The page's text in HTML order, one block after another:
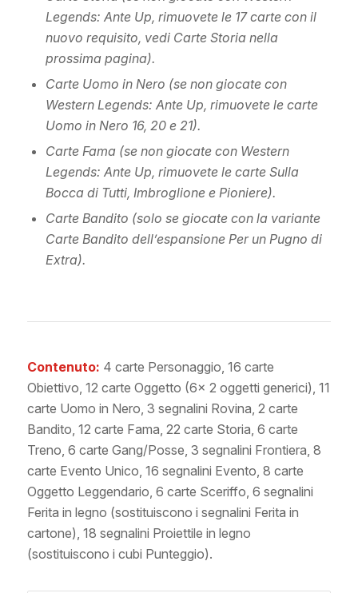
Legends: Ante Up, rimuovete le 17 carte con il
nuovo requisito, vedi Carte Storia nella
prossima pagina).
Carte Uomo in Nero (se non giocate con
Western Legends: Ante Up, rimuovete le carte
Uomo in Nero 16, 20 e 21).
Carte Fama (se non giocate con Western
Legends: Ante Up, rimuovete le carte Sulla
Bocca di Tutti, Imbroglione e Pioniere).
Carte Bandito (solo se giocate con la variante
Carte Bandito dell’espansione Per un Pugno di
Extra).
Contenuto: 4 carte Personaggio, 16 carte
Obiettivo, 12 carte Oggetto (6x 2 oggetti generici), 11
carte Uomo in Nero, 3 segnalini Rovina, 2 carte
Bandito, 12 carte Fama, 22 carte Storia, 6 carte
Treno, 6 carte Gang/Posse, 3 segnalini Frontiera, 8
carte Evento Unico, 16 segnalini Evento, 8 carte
Oggetto Leggendario, 6 carte Sceriffo, 6 segnalini
Ferita in legno (sostituiscono i segnalini Ferita in
cartone), 18 segnalini Proiettile in legno
(sostituiscono i cubi Punteggio).